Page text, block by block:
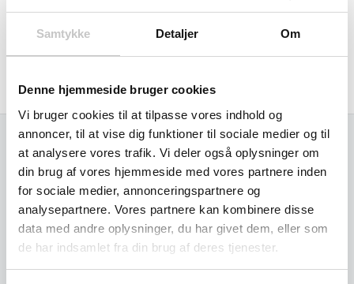
Samtykke Detaljer Om
Denne hjemmeside bruger cookies
Vi bruger cookies til at tilpasse vores indhold og
annoncer, til at vise dig funktioner til sociale medier og til
at analysere vores trafik. Vi deler også oplysninger om
din brug af vores hjemmeside med vores partnere inden
for sociale medier, annonceringspartnere og
analysepartnere. Vores partnere kan kombinere disse
data med andre oplysninger, du har givet dem, eller som
de har indsamlet fra din brug af deres tjenester.
Hjul størrelse: 125 mm
Produceret i Tyskland af Fetra
Relaterede varer